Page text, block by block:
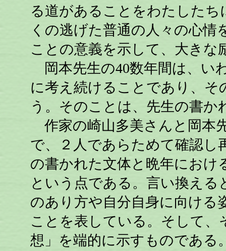
る道があることをわたした
くの逃げた普通の人々の心
ことの意義を示して、大きな
岡本先生の40数年間は、い
に考え続けることであり、
う。そのことは、先生の書
作家の崎山多美さんと岡本
で、２人であらためて確認し
の書かれた文体と晩年にお
という点である。言い換え
のあり方や自分自身に向ける
ことを表している。そして
想」を端的に示すものである